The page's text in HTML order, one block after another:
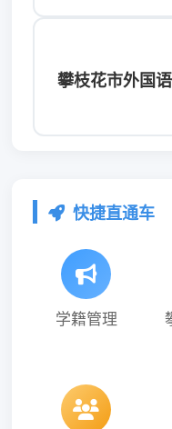
快捷直通车
学籍管理
攀枝花市外国